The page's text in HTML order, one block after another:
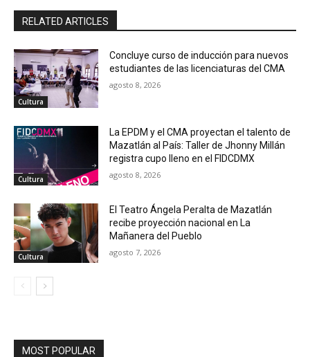
RELATED ARTICLES
Cultura
Concluye curso de inducción para nuevos
estudiantes de las licenciaturas del CMA
agosto 8, 2026
Cultura
La EPDM y el CMA proyectan el talento de
Mazatlán al País: Taller de Jhonny Millán
registra cupo lleno en el FIDCDMX
agosto 8, 2026
Cultura
El Teatro Ángela Peralta de Mazatlán
recibe proyección nacional en La
Mañanera del Pueblo
agosto 7, 2026
MOST POPULAR